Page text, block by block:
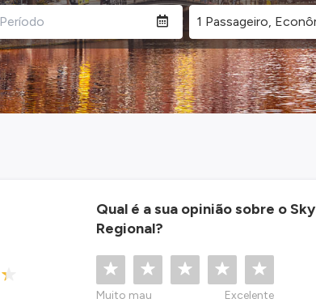
Qual é a sua opinião sobre o Sky
Regional?
Muito mau Excelente